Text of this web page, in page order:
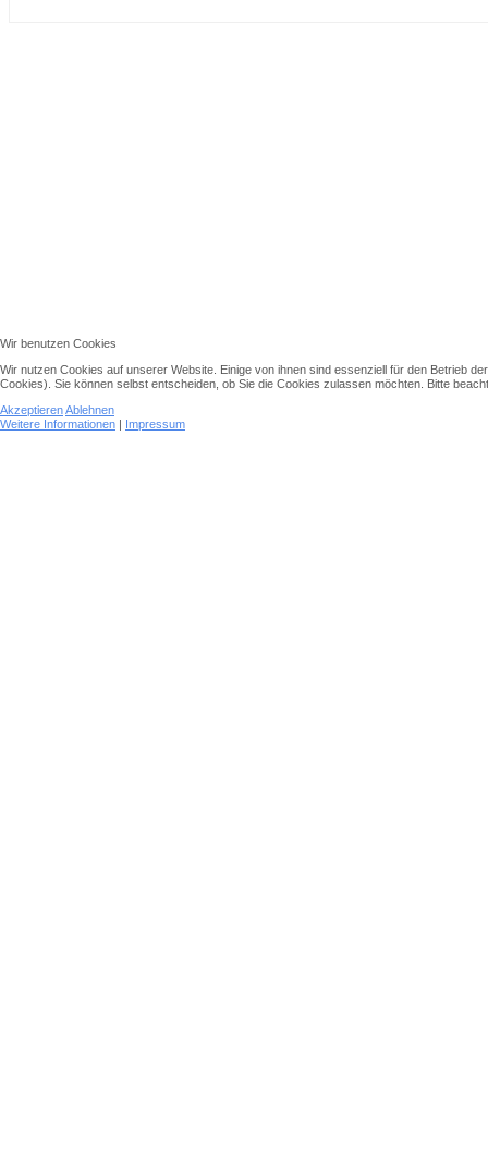
Wir benutzen Cookies
Wir nutzen Cookies auf unserer Website. Einige von ihnen sind essenziell für den Betrieb
Cookies). Sie können selbst entscheiden, ob Sie die Cookies zulassen möchten. Bitte
AkzeptierenAblehnen
Weitere Informationen | Impressum